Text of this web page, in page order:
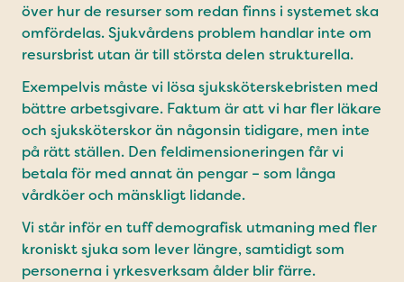
över hur de resurser som redan finns i systemet ska
omfördelas. Sjukvårdens problem handlar inte om
resursbrist utan är till största delen strukturella.
Exempelvis måste vi lösa sjuk­sköterskebristen med
bättre arbets­givare. Faktum är att vi har fler läkare
och sjuksköterskor än någonsin tidigare, men inte
på rätt ställen. Den fel­dimensioneringen får vi
betala för med annat än pengar – som långa
vårdköer och mänskligt lidande.
Vi står inför en tuff demografisk utmaning med fler
kroniskt sjuka som lever längre, samtidigt som
personerna i yrkesverksam ålder blir färre.